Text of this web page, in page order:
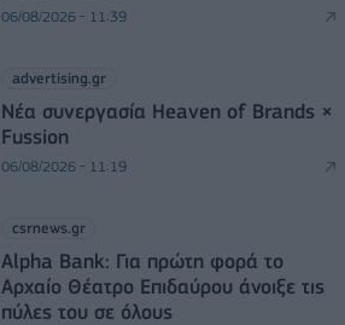
06/08/2026 - 11:39
advertising.gr
Νέα συνεργασία Heaven of Brands ×
Fussion
06/08/2026 - 11:19
csrnews.gr
Alpha Bank: Για πρώτη φορά το
Αρχαίο Θέατρο Επιδαύρου άνοιξε τις
πύλες του σε όλους